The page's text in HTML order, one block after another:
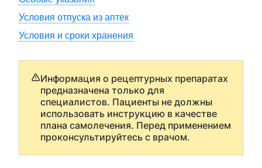
Условия отпуска из аптек
Условия и сроки хранения
Информация о рецептурных препаратах
предназначена только для
специалистов. Пациенты не должны
использовать инструкцию в качестве
плана самолечения. Перед применением
проконсультируйтесь с врачом.